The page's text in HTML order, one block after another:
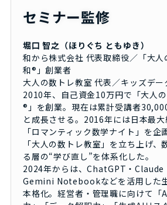
セミナー監修
堀口 智之（ほりぐち ともゆき）
和から株式会社 代表取締役／「大人
和®」創業者
大人の数トレ教室 代表／キッズデー
2010年、自己資金10万円で「大人
®」を創業。現在は累計受講者
と成長させる。2016年には日本最
「ロマンティック数学ナイト」を企
「大人の数トレ教室」を立ち上げ、
る層の“学び直し”を体系化した。
2024年からは、ChatGPT・Claude
Gemini Notebookなどを活用した
本格化。経営者・管理職に向けて「